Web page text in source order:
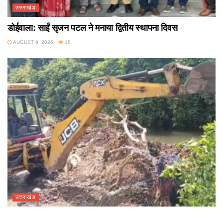
उत्तराखंड
डोईवाला: साईं सृजन पटल ने मनाया द्वितीय स्थापना दिवस
AUGUST 9, 2026 18
उत्तराखंड